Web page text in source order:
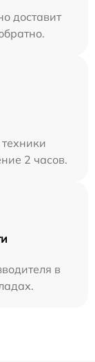
доставит
2 часов.
в